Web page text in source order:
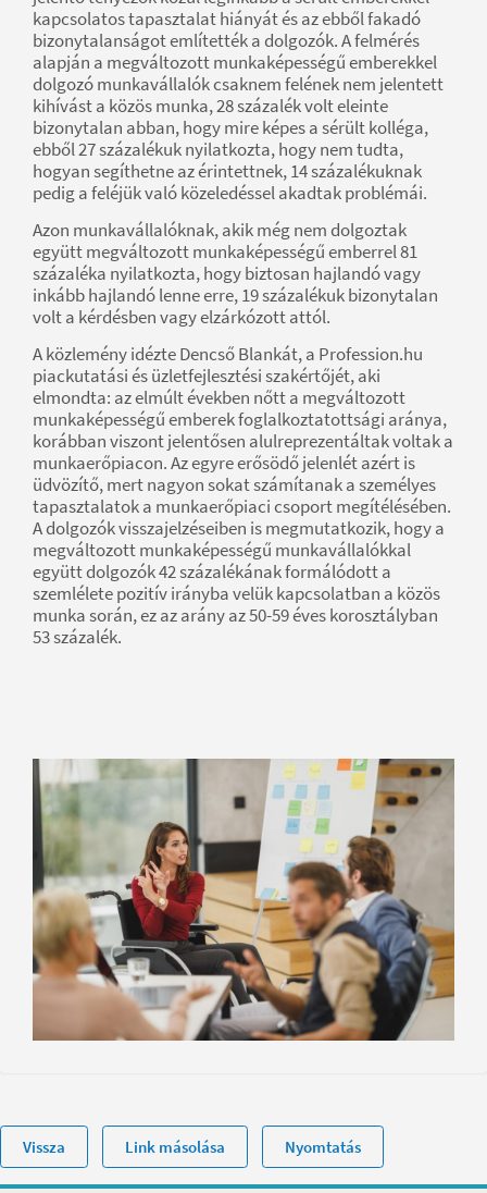
kapcsolatos tapasztalat hiányát és az ebből fakadó
bizonytalanságot említették a dolgozók. A felmérés
alapján a megváltozott munkaképességű emberekkel
dolgozó munkavállalók csaknem felének nem jelentett
kihívást a közös munka, 28 százalék volt eleinte
bizonytalan abban, hogy mire képes a sérült kolléga,
ebből 27 százalékuk nyilatkozta, hogy nem tudta,
hogyan segíthetne az érintettnek, 14 százalékuknak
pedig a feléjük való közeledéssel akadtak problémái.
Azon munkavállalóknak, akik még nem dolgoztak
együtt megváltozott munkaképességű emberrel 81
százaléka nyilatkozta, hogy biztosan hajlandó vagy
inkább hajlandó lenne erre, 19 százalékuk bizonytalan
volt a kérdésben vagy elzárkózott attól.
A közlemény idézte Dencső Blankát, a Profession.hu
piackutatási és üzletfejlesztési szakértőjét, aki
elmondta: az elmúlt években nőtt a megváltozott
munkaképességű emberek foglalkoztatottsági aránya,
korábban viszont jelentősen alulreprezentáltak voltak a
munkaerőpiacon. Az egyre erősödő jelenlét azért is
üdvözítő, mert nagyon sokat számítanak a személyes
tapasztalatok a munkaerőpiaci csoport megítélésében.
A dolgozók visszajelzéseiben is megmutatkozik, hogy a
megváltozott munkaképességű munkavállalókkal
együtt dolgozók 42 százalékának formálódott a
szemlélete pozitív irányba velük kapcsolatban a közös
munka során, ez az arány az 50-59 éves korosztályban
53 százalék.
Vissza Link másolása Nyomtatás